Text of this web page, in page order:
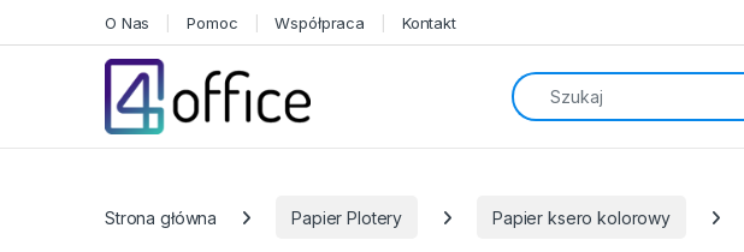
O Nas Pomoc Współpraca Kontakt
Search for:
Strona główna Papier Plotery Papier ksero kolorowy